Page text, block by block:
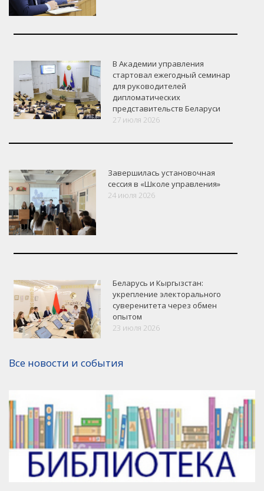
VK Google+ Facebook
В Академии управления
стартовал ежегодный семинар
для руководителей
дипломатических
представительств Беларуси
27 июля 2026
Завершилась установочная
сессия в «Школе управления»
24 июля 2026
Беларусь и Кыргызстан:
укрепление электорального
суверенитета через обмен
опытом
23 июля 2026
Все новости и события